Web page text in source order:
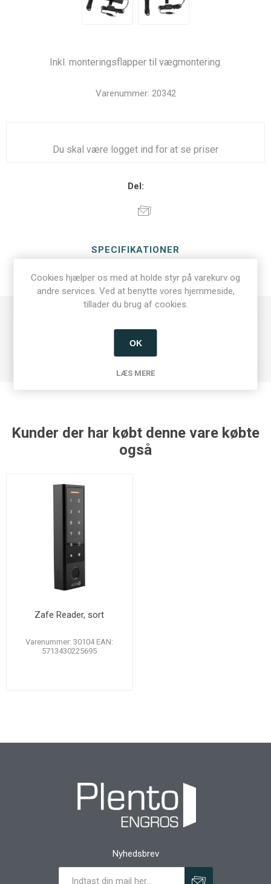
Inkl. monteringsflapper til vægmontering.
Varenummer: 20342
Du skal være logget ind for at se priser
Del:
SPECIFIKATIONER
KONTAKT OS
Desktop PSU
Kunder der har købt denne vare købte
også
Zafe Reader, sort
Varenummer: 30104 EAN:
5713430225695
Nyhedsbrev
Cookies hjælper os med at holde styr på varekurv og
andre services. Ved at benytte vores hjemmeside,
tillader du brug af cookies.
OK
LÆS MERE